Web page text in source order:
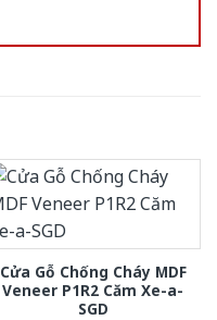
Cửa Gỗ Chống Cháy MDF
Veneer P1R2 Căm Xe-a-
SGD